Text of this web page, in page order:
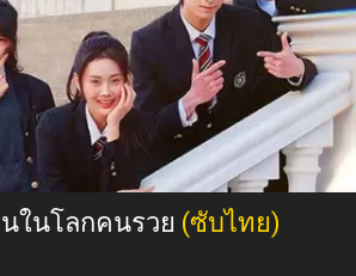
ในโลกคนรวย (ซับไทย)